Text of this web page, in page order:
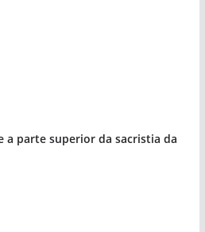
a parte superior da sacristia da